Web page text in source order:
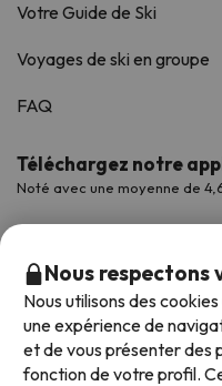
Votre Guide de Ski
Voyages de ski en groupe
FAQ
Téléchargez notre
Noté avec une moyenne de
Nous respectons
Nous utilisons des
une expérience de
et de vous présenter des
fonction de votre profil.